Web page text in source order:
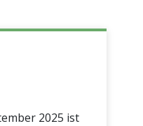
2025 ist